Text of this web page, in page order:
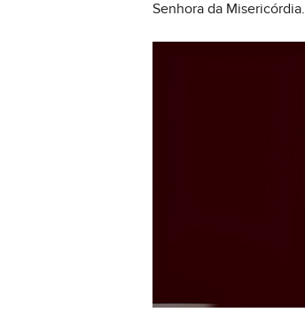
Senhora da Misericórdia.